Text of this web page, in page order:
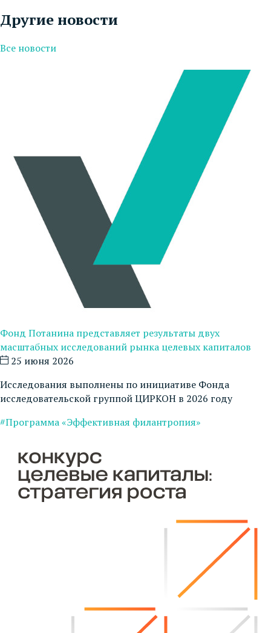
Другие новости
Все новости
Фонд Потанина представляет результаты двух
масштабных исследований рынка целевых капиталов
25 июня 2026
Исследования выполнены по инициативе Фонда
исследовательской группой ЦИРКОН в 2026 году
#Программа «Эффективная филантропия»